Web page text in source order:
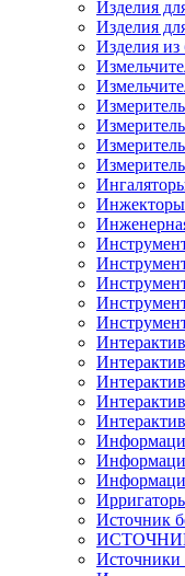
Изделия
Изделия
Изделия из
Источник
Источники